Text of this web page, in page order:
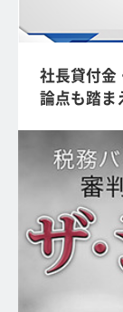
社長貸付
論点も踏ま